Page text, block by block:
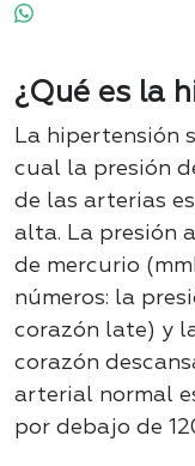
¿Qué es la
La hipertensión
cual la presión
de las arterias
alta. La presión
de mercurio
números: la
corazón late) y
corazón
arterial normal
por debajo de